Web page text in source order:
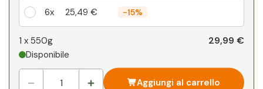
6x 25,49 € -15%
1x 0,00 €
1 x 550g
Disponibile
29,99 €
Aggiungi al carrello